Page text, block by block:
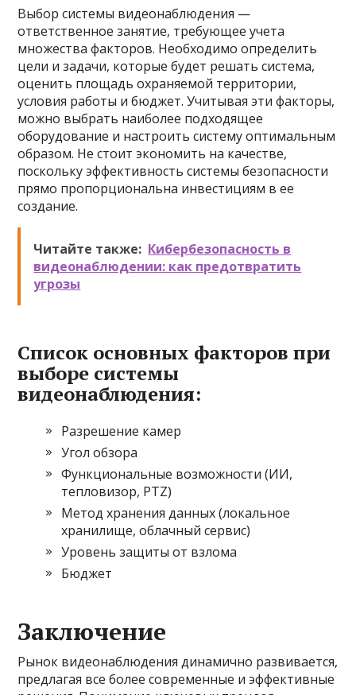
Выбор системы видеонаблюдения —
ответственное занятие, требующее учета
множества факторов. Необходимо определить
цели и задачи, которые будет решать система,
оценить площадь охраняемой территории,
условия работы и бюджет. Учитывая эти факторы,
можно выбрать наиболее подходящее
оборудование и настроить систему оптимальным
образом. Не стоит экономить на качестве,
поскольку эффективность системы безопасности
прямо пропорциональна инвестициям в ее
создание.
Читайте также: Кибербезопасность в
видеонаблюдении: как предотвратить
угрозы
Список основных факторов при
выборе системы
видеонаблюдения:
Разрешение камер
Угол обзора
Функциональные возможности (ИИ,
тепловизор, PTZ)
Метод хранения данных (локальное
хранилище, облачный сервис)
Уровень защиты от взлома
Бюджет
Заключение
Рынок видеонаблюдения динамично развивается,
предлагая все более современные и эффективные